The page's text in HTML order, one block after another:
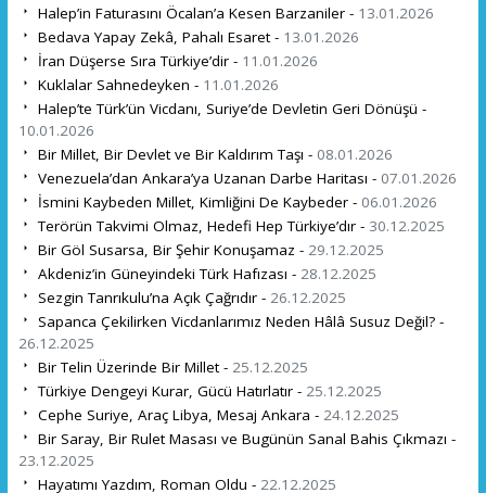
Halep’in Faturasını Öcalan’a Kesen Barzaniler - 13.01.2026
Bedava Yapay Zekâ, Pahalı Esaret - 13.01.2026
İran Düşerse Sıra Türkiye’dir - 11.01.2026
Kuklalar Sahnedeyken - 11.01.2026
Halep’te Türk’ün Vicdanı, Suriye’de Devletin Geri Dönüşü -
10.01.2026
Bir Millet, Bir Devlet ve Bir Kaldırım Taşı - 08.01.2026
Venezuela’dan Ankara’ya Uzanan Darbe Haritası - 07.01.2026
İsmini Kaybeden Millet, Kimliğini De Kaybeder - 06.01.2026
Terörün Takvimi Olmaz, Hedefi Hep Türkiye’dır - 30.12.2025
Bir Göl Susarsa, Bir Şehir Konuşamaz - 29.12.2025
Akdeniz’in Güneyindeki Türk Hafızası - 28.12.2025
Sezgin Tanrıkulu’na Açık Çağrıdır - 26.12.2025
Sapanca Çekilirken Vicdanlarımız Neden Hâlâ Susuz Değil? -
26.12.2025
Bir Telin Üzerinde Bir Millet - 25.12.2025
Türkiye Dengeyi Kurar, Gücü Hatırlatır - 25.12.2025
Cephe Suriye, Araç Libya, Mesaj Ankara - 24.12.2025
Bir Saray, Bir Rulet Masası ve Bugünün Sanal Bahis Çıkmazı -
23.12.2025
Hayatımı Yazdım, Roman Oldu - 22.12.2025